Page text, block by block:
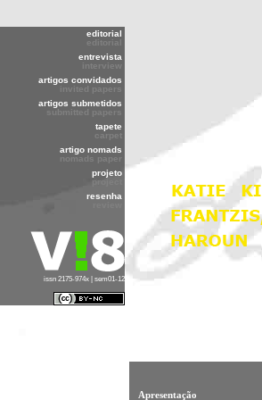
editorial
editorial
entrevista
interview
artigos convidados
invited papers
artigos submetidos
submitted papers
tapete
carpet
artigo nomads
nomads paper
projeto
project
resenha
issn 2175-974x | sem01-12
Apresentação